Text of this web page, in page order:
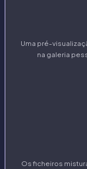
Uma pré-
na galeria
Os ficheiros